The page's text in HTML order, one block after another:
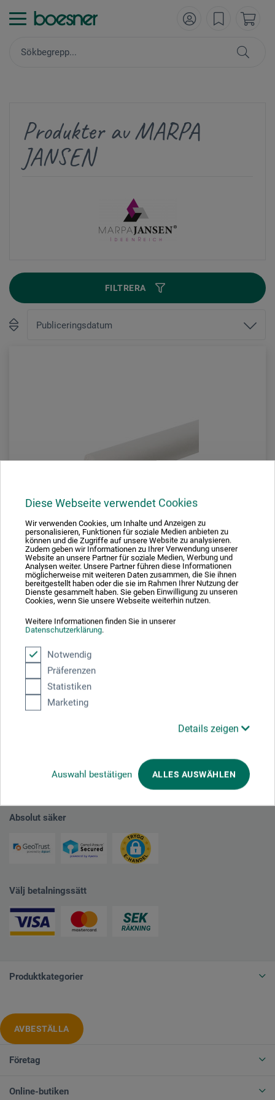
Diese Webseite verwendet Cookies
Wir verwenden Cookies, um Inhalte und Anzeigen zu
personalisieren, Funktionen für soziale Medien anbieten zu
können und die Zugriffe auf unsere Website zu analysieren.
Zudem geben wir Informationen zu Ihrer Verwendung unserer
Website an unsere Partner für soziale Medien, Werbung und
Analysen weiter. Unsere Partner führen diese Informationen
möglicherweise mit weiteren Daten zusammen, die Sie ihnen
bereitgestellt haben oder die sie im Rahmen Ihrer Nutzung der
Dienste gesammelt haben. Sie geben Einwilligung zu unseren
Cookies, wenn Sie unsere Webseite weiterhin nutzen.
Weitere Informationen finden Sie in unserer
Datenschutzerklärung.
Notwendig
Präferenzen
Statistiken
Marketing
Details zeigen
Auswahl bestätigen ALLES AUSWÄHLEN
Produkter av MARPA
JANSEN
FILTRERA
MARPA JANSEN
Rulle med teckningspapper
104,00
1 qm = 14,86 SEK / (Netto: 11,89 SEK)
plus fraktkostnader
Absolut säker
Välj betalningssätt
Produktkategorier
AVBESTÄLLA
Företag
Online-butiken